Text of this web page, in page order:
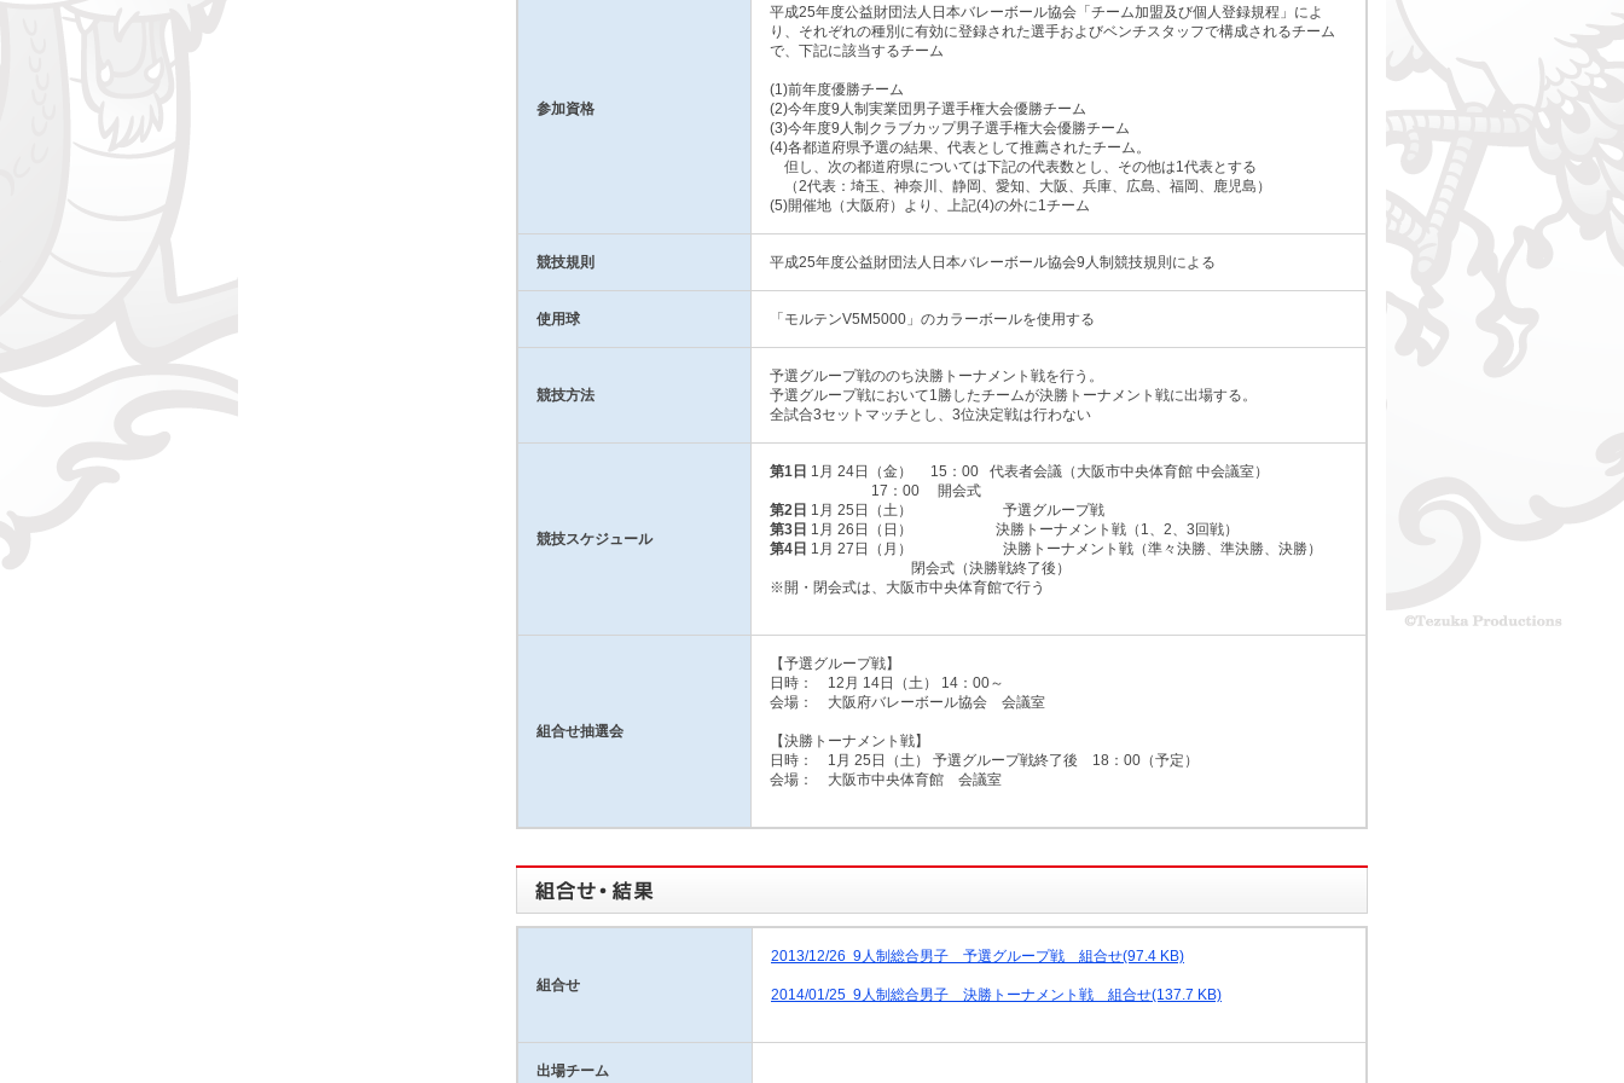
参加資格
平成25年度公益財団法人日本バレーボール協会「チーム加盟及び個人登録規程」によ
り、それぞれの種別に有効に登録された選手およびベンチスタッフで構成されるチーム
で、下記に該当するチーム
(1)前年度優勝チーム
(2)今年度9人制実業団男子選手権大会優勝チーム
(3)今年度9人制クラブカップ男子選手権大会優勝チーム
(4)各都道府県予選の結果、代表として推薦されたチーム。
但し、次の都道府県については下記の代表数とし、その他は1代表とする
（2代表：埼玉、神奈川、静岡、愛知、大阪、兵庫、広島、福岡、鹿児島）
(5)開催地（大阪府）より、上記(4)の外に1チーム
競技規則 平成25年度公益財団法人日本バレーボール協会9人制競技規則による
使用球 「モルテンV5M5000」のカラーボールを使用する
競技方法
予選グループ戦ののち決勝トーナメント戦を行う。
予選グループ戦において1勝したチームが決勝トーナメント戦に出場する。
全試合3セットマッチとし、3位決定戦は行わない
競技スケジュール
第1日 1月 24日（金） 15：00 代表者会議（大阪市中央体育館 中会議室）
17：00 開会式
第2日 1月 25日（土） 予選グループ戦
第3日 1月 26日（日） 決勝トーナメント戦（1、2、3回戦）
第4日 1月 27日（月） 決勝トーナメント戦（準々決勝、準決勝、決勝）
閉会式（決勝戦終了後）
※開・閉会式は、大阪市中央体育館で行う
組合せ抽選会
【予選グループ戦】
日時： 12月 14日（土） 14：00～
会場： 大阪府バレーボール協会 会議室
【決勝トーナメント戦】
日時： 1月 25日（土） 予選グループ戦終了後 18：00（予定）
会場： 大阪市中央体育館 会議室
組合せ
2013/12/26 9人制総合男子 予選グループ戦 組合せ(97.4 KB)
2014/01/25 9人制総合男子 決勝トーナメント戦 組合せ(137.7 KB)
出場チーム